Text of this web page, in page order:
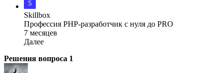
Skillbox
Профессия PHP-разработчик с нуля до PRO
7 месяцев
Далее
Решения вопроса 1